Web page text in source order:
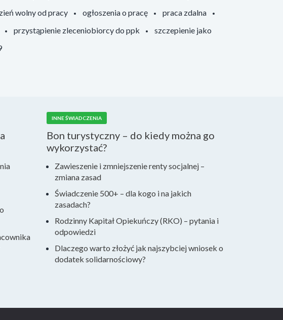
wolny od pracy ogłoszenia o pracę
praca zdalna
przystąpienie zleceniobiorcy do ppk
szczepienie jako
INNE ŚWIADCZENIA
Bon turystyczny – do kiedy można go
wykorzystać?
Zawieszenie i zmniejszenie renty socjalnej –
zmiana zasad
Świadczenie 500+ – dla kogo i na jakich
zasadach?
Rodzinny Kapitał Opiekuńczy (RKO) – pytania i
odpowiedzi
Dlaczego warto złożyć jak najszybciej wniosek o
dodatek solidarnościowy?